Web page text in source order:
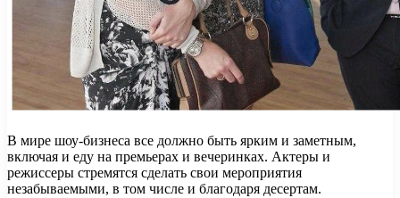
В мире шоу-бизнеса все должно быть ярким и заметным,
включая и еду на премьерах и вечеринках. Актеры и
режиссеры стремятся сделать свои мероприятия
незабываемыми, в том числе и благодаря десертам.